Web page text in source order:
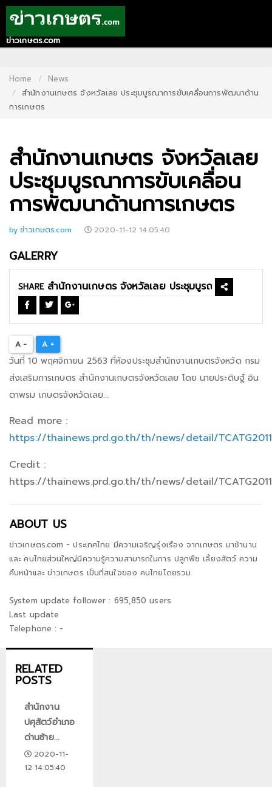
HOME
CONTACT
US
RECOMMEND
NEWS
LOGIN
ข่าวเกษตร.com
Home
News
สำนักงานเกษตร จังหวัลเลย ประชุมบูรณาการขับเคลื่อนการพัฒนาด้าน
การเกษตร
สำนักงานเกษตร จังหวัลเลย
ประชุมบูรณาการขับเคลื่อน
การพัฒนาด้านการเกษตร
by ข่าวเกษตร.com 2020-11-12 14:05:40
GALERRY
SHARE
A - A +
วันที่ 10 พฤศจิกายน 2563 ที่ห้องประชุมสำนักงานเกษตรจังหวัด กรม
ส่งเสริมการเกษตร สำนักงานเกษตรจังหวัดเลย โดย นายประดิษฐ์ อิน
ตาพรม เกษตรจังหวัดเลย...
Read more :
https://thainews.prd.go.th/th/news/detail/
Credit :
https://thainews.prd.go.th/th/news/detail/
ABOUT US
ข่าวเกษตร.com - ประเทศไทย มีความเจริญรุ่งเรือง จากเกษตร มาช้านาน
และ คนไทยส่วนใหญ่มีความรู้ความสามารถในการ ปลูกพืช เลี้ยงสัตว์ ความ
คืบหน้าและ ข่าวเกษตร เป็นที่สนใจของ คนไทยโดยรวม
System update follower : 695,850 users
Last update
Telephone : -
RELATED
POSTS
สำนักงาน
ปศุสัตว์อำเภอ
ด่านซ้าย...
2020-11-
12 14:05:40